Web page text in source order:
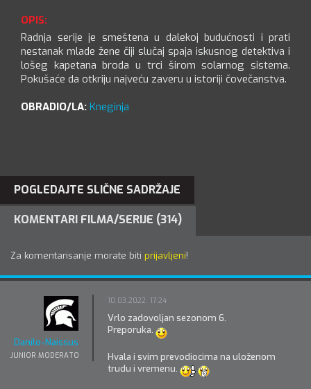
OPIS:
Radnja serije je smeštena u dalekoj budućnosti i prati
nestanak mlade žene čiji slučaj spaja iskusnog detektiva i
lošeg kapetana broda u trci širom solarnog sistema.
Pokušaće da otkriju najveću zaveru u istoriji čovečanstva.
OBRADIO/LA: Kneginja
POGLEDAJTE SLIČNE SADRŽAJE
KOMENTARI FILMA/SERIJE (314)
Za komentarisanje morate biti prijavljeni!
Danilo-Naissus
JUNIOR MODERATOR
10.03.2022. 17:24
Vrlo zadovoljan sezonom 6.
Preporuka.
Hvala i svim prevodiocima na uloženom
trudu i vremenu.